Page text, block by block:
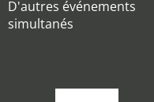
D'autres événements
simultanés